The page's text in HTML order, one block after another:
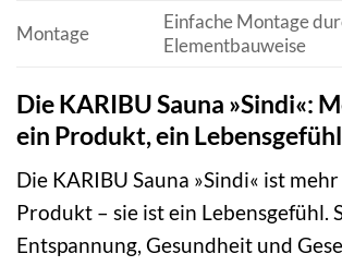
Montage
Einfache Montage
Elementbauweise
Die KARIBU Sauna »Sindi«:
ein Produkt, ein Lebensgefühl
Die KARIBU Sauna »Sindi« ist
Produkt – sie ist ein Lebensgefühl.
Entspannung, Gesundheit und